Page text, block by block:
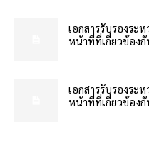
เอกสารรับรองระ
หน้าที่ที่เกี่ยวข้องกั
เอกสารรับรองระ
หน้าที่ที่เกี่ยวข้องกั